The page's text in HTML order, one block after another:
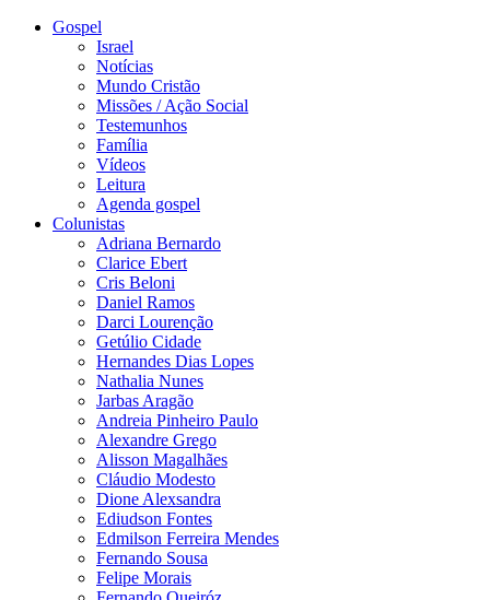
Gospel
Israel
Notícias
Mundo Cristão
Missões / Ação Social
Testemunhos
Família
Vídeos
Leitura
Agenda gospel
Colunistas
Adriana Bernardo
Clarice Ebert
Cris Beloni
Daniel Ramos
Darci Lourenção
Getúlio Cidade
Hernandes Dias Lopes
Nathalia Nunes
Jarbas Aragão
Andreia Pinheiro Paulo
Alexandre Grego
Alisson Magalhães
Cláudio Modesto
Dione Alexsandra
Ediudson Fontes
Edmilson Ferreira Mendes
Fernando Sousa
Felipe Morais